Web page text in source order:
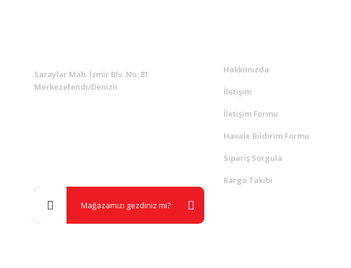
Saraylar Mah. İzmir Blv. No: 81
Merkezefendi/Denizli
Mağazamızı gezdiniz mi?
Hakkımızda
İletişim
İletişim Formu
Havale Bildirim Formu
Sipariş Sorgula
Kargo Takibi